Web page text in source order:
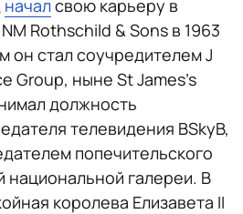
началсвою карьеру в
Rothschild & Sons в 1963
он стал соучредителем J
Group, ныне St James's
должность
телевидения BSkyB,
попечительского
национальной галереи. В
королева Елизавета II